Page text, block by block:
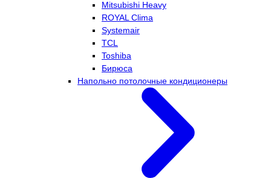
Mitsubishi Heavy
ROYAL Clima
Systemair
TCL
Toshiba
Бирюса
Напольно потолочные кондиционеры